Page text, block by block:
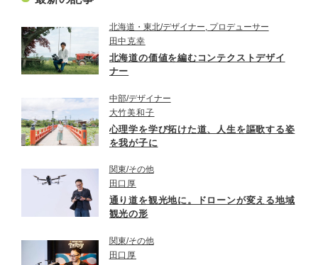
北海道・東北 デザイナー, プロデューサー
田中克幸
北海道の価値を編むコンテクストデザイ
ナー
中部 デザイナー
大竹美和子
心理学を学び拓けた道、人生を謳歌する姿
を我が子に
関東 その他
田口厚
通り道を観光地に。ドローンが変える地域
観光の形
関東 その他
田口厚